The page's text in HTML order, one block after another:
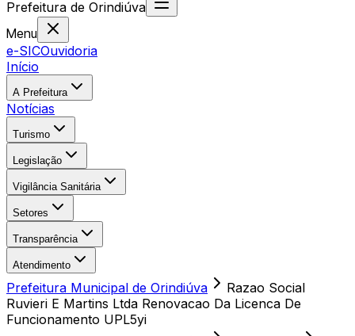
Prefeitura de Orindiúva
Menu
e-SICOuvidoria
Início
A Prefeitura
Notícias
Turismo
Legislação
Vigilância Sanitária
Setores
Transparência
Atendimento
Prefeitura Municipal de Orindiúva
Razao Social
Ruvieri E Martins Ltda Renovacao Da Licenca De
Funcionamento UPL5yi